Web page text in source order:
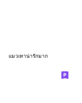
แมวเทาน่ารักมาก